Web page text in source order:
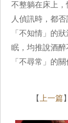
不整躺在床上
人偵訊時，都
「不知情」的
眠，均推說酒
「不尋常」的
【 上一篇